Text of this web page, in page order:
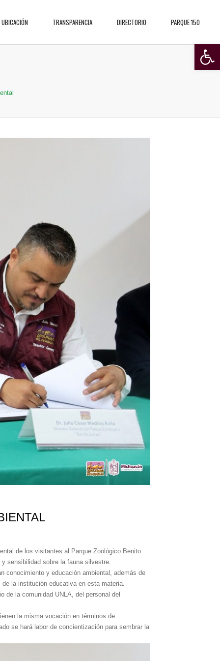
TRANSPARENCIA DIRECTORIO PARQUE 150
de los visitantes al Parque Zoológico Benito
sensibilidad sobre la fauna silvestre.
conocimiento y educación ambiental, además de
la institución educativa en esta materia.
de la comunidad UNLA, del personal del
la misma vocación en términos de
se hará labor de concientización para sembrar la